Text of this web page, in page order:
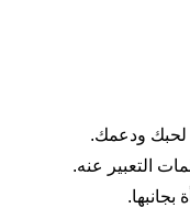
لحبك ودعمك.
التعبير عنه.